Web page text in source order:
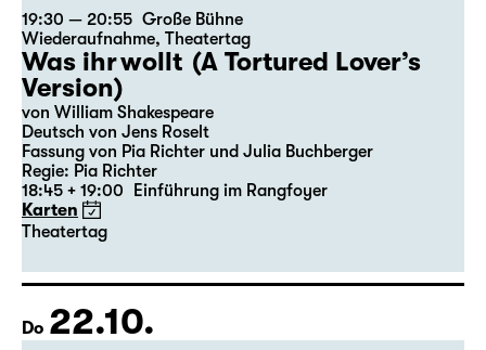
19:30 — 20:55 Große Bühne
Wiederaufnahme, Theatertag
Was ihr wollt (A Tortured Lover’s
Version)
von William Shakespeare
Deutsch von Jens Roselt
Fassung von Pia Richter und Julia Buchberger
Regie: Pia Richter
18:45 + 19:00
Einführung im Rangfoyer
Karten
Theatertag
Do 22.10.